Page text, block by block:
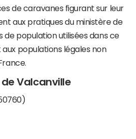
de caravanes figurant sur leur
aux pratiques du ministère de
de population utilisées dans ce
populations légales non
Valcanville